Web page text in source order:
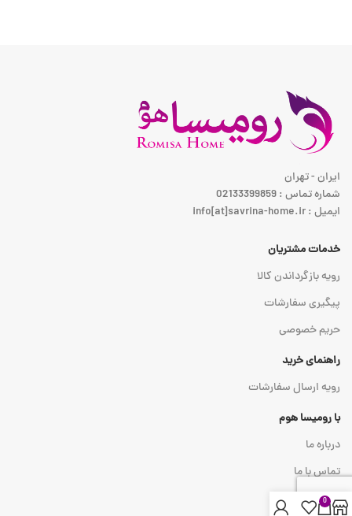
ایران - تهران
شماره تماس : 02133399859
ایمیل : info[at]savrina-home.ir
خدمات مشتریان
رویه بازگرداندن کالا
پیگیری سفارشات
حریم خصوصی
راهنمای خرید
رویه ارسال سفارشات
با رومیسا هوم
درباره ما
تماس با ما
0